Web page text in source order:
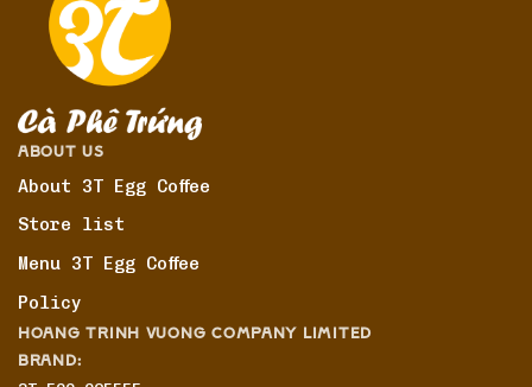
ABOUT US
About 3T Egg Coffee
Store list
Menu 3T Egg Coffee
Policy
HOANG TRINH VUONG COMPANY LIMITED
BRAND: